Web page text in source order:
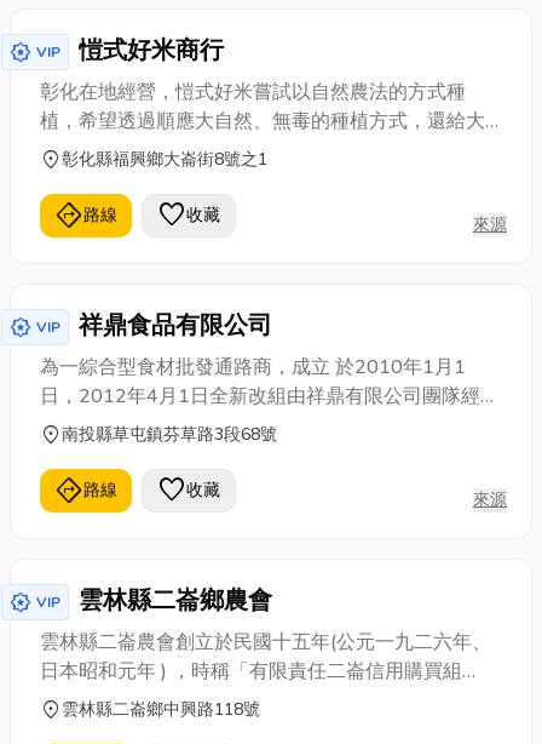
award_star VIP 愷式好米商行
彰化在地經營，愷式好米嘗試以自然農法的方式種
植，希望透過順應大自然、無毒的種植方式，還給大
地一片純淨，讓大家食在安心。更強調種植應配合節
穀烘乾，並且選擇種植適合台灣本土生長的稻米品
種。除了種植稻米外，老闆樂於推動食農教育，將無
稉九號、台灣越光米….等等。
location_on彰化縣福興鄉大崙街8號之1
directions路線 favorite收藏 來源
award_star VIP 祥鼎食品有限公司
為一綜合型食材批發通路商，成立 於2010年1月1
日，2012年4月1日全新改組由祥鼎有限公司團隊經
營， 未來祥鼎秉持既有『堅持安全、安心、安定』的
業最優質最完善服務給客戶。
location_on南投縣草屯鎮芬草路3段68號
directions路線 favorite收藏 來源
award_star VIP 雲林縣二崙鄉農會
雲林縣二崙農會創立於民國十五年(公元一九二六年、
日本昭和元年 ) ，時稱「有限責任二崙信用購買組
合」，二十一年改名「有限責任二崙信用購買販賣利
location_on 雲林縣二崙鄉中興路118號